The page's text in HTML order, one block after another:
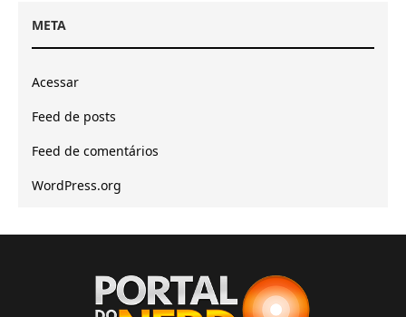
META
Acessar
Feed de posts
Feed de comentários
WordPress.org